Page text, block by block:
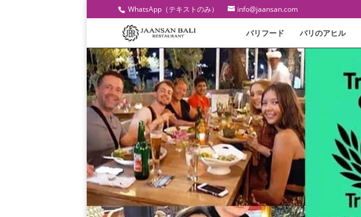
WhatsApp（テキストのみ） info@jaansan.com
バリフード バリのアヒル